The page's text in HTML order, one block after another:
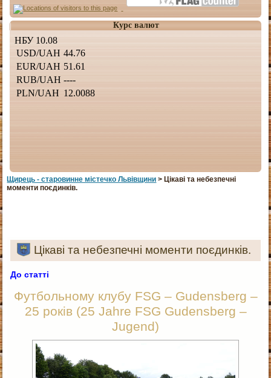
Курс валют
Щирець - старовинне мiстечко Львiвщини > Цікаві та небезпечні
моменти поєдинків.
Цікаві та небезпечні моменти поєдинків.
До статті
Футбольному клубу FSG – Gudensberg –
25 років (25 Jahre FSG Gudensberg –
Jugend)